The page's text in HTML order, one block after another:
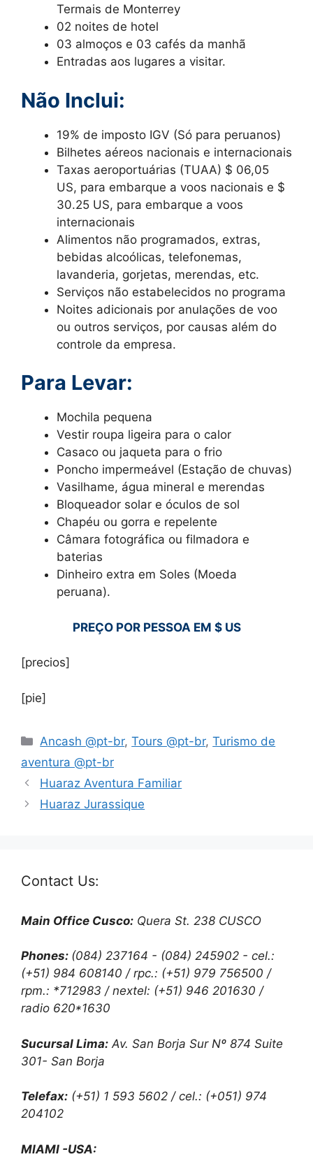
Termais de Monterrey
02 noites de hotel
03 almoços e 03 cafés da manhã
Entradas aos lugares a visitar.
Não Inclui:
19% de imposto IGV (Só para peruanos)
Bilhetes aéreos nacionais e internacionais
Taxas aeroportuárias (TUAA) $ 06,05
US, para embarque a voos nacionais e $
30.25 US, para embarque a voos
internacionais
Alimentos não programados, extras,
bebidas alcoólicas, telefonemas,
lavanderia, gorjetas, merendas, etc.
Serviços não estabelecidos no programa
Noites adicionais por anulações de voo
ou outros serviços, por causas além do
controle da empresa.
Para Levar:
Mochila pequena
Vestir roupa ligeira para o calor
Casaco ou jaqueta para o frio
Poncho impermeável (Estação de chuvas)
Vasilhame, água mineral e merendas
Bloqueador solar e óculos de sol
Chapéu ou gorra e repelente
Câmara fotográfica ou filmadora e
baterias
Dinheiro extra em Soles (Moeda
peruana).
PREÇO POR PESSOA EM $ US
[precios]
[pie]
Ancash @pt-br,Tours @pt-br,Turismo de
aventura @pt-br
Huaraz Aventura Familiar
Huaraz Jurassique
Contact Us:
Main Office Cusco: Quera St. 238 CUSCO
Phones: (084) 237164 - (084) 245902 - cel.:
(+51) 984 608140 / rpc.: (+51) 979 756500 /
rpm.: *712983 / nextel: (+51) 946 201630 /
radio 620*1630
Sucursal Lima: Av. San Borja Sur Nº 874 Suite
301- San Borja
Telefax: (+51) 1 593 5602 / cel.: (+051) 974
204102
MIAMI -USA: